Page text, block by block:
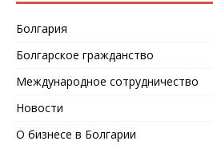
Болгария
Болгарское гражданство
Международное сотрудничество
Новости
О бизнесе в Болгарии